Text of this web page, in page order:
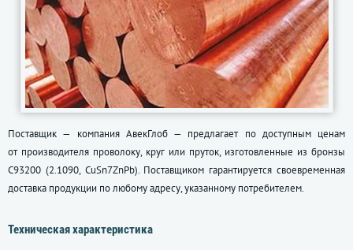
Поставщик — компания АвекГлоб — предлагает по доступным ценам
от производителя проволоку, круг или пруток, изготовленные из бронзы
С93200 (2.1090, CuSn7ZnPb). Поставщиком гарантируется своевременная
доставка продукции по любому адресу, указанному потребителем.
Техническая характеристика